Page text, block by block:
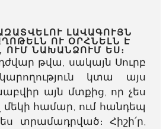
ԼԱՎԱԳՈՒՅՆ
ՈՒ ՕՐՀՆԵԼՆ Է
ՈՒՄ ՆԱԽԱՆՁՈՒՄ ԵՍ։
թվա, սակայն Սուրբ
կտա այս
այն մտքից, որ չես
մեկի համար, ում հանդեպ
տրամադրված։ Հիշի՛ր,